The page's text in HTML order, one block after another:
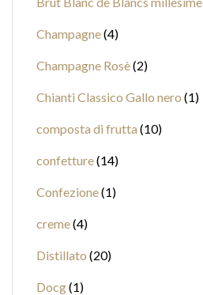
Champagne 4
Champagne Rosè 2
Chianti Classico Gallo nero 1
composta di frutta 10
confetture 14
Confezione 1
creme 4
Distillato 20
Docg 1